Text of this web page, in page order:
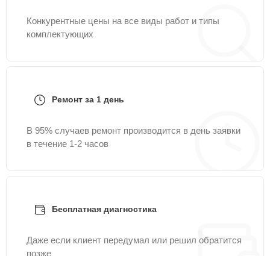
Конкурентные цены на все виды работ и типы
комплектующих
Ремонт за 1 день
В 95% случаев ремонт производится в день заявки
в течение 1-2 часов
Бесплатная диагностика
Даже если клиент передумал или решил обратится
позже